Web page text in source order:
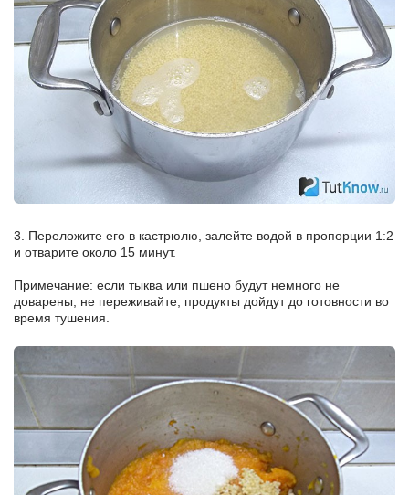
3. Переложите его в кастрюлю, залейте водой в пропорции 1:2
и отварите около 15 минут.
Примечание: если тыква или пшено будут немного не
доварены, не переживайте, продукты дойдут до готовности во
время тушения.